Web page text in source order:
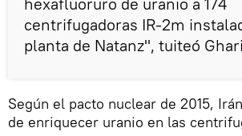
centrifugadoras IR-2m
planta de Natanz", tuiteó
Según el pacto nuclear de 2015,
de enriquecer uranio en las